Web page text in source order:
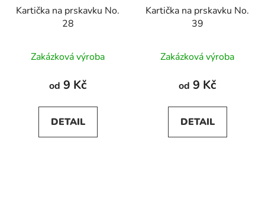
Kartička na prskavku No.
28
Zakázková výroba
od 9 Kč
DETAIL
Kartička na prskavku No.
39
Zakázková výroba
od 9 Kč
DETAIL